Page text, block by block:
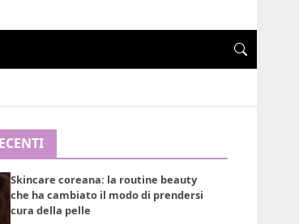
Skincare coreana: la routine beauty
che ha cambiato il modo di prendersi
cura della pelle